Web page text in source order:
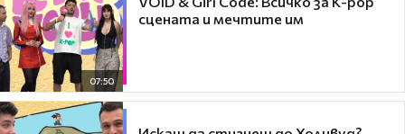
07:50
сцената и мечтите им